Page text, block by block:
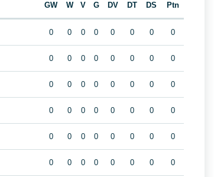
GW W V G DV DT DS Ptn
0 0 0 0 0 0 0 0
0 0 0 0 0 0 0 0
0 0 0 0 0 0 0 0
0 0 0 0 0 0 0 0
0 0 0 0 0 0 0 0
0 0 0 0 0 0 0 0